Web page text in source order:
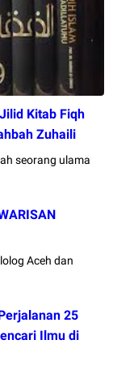
Kitab Fiqh
Zuhaili
seorang ulama
Aceh dan
25
Ilmu di